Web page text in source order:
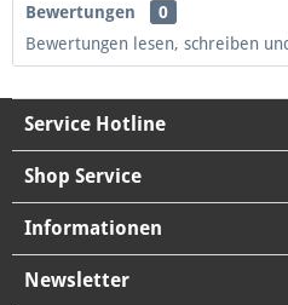
Bewertungen
0
Bewertungen lesen, schreiben
Service Hotline
Shop Service
Informationen
Newsletter